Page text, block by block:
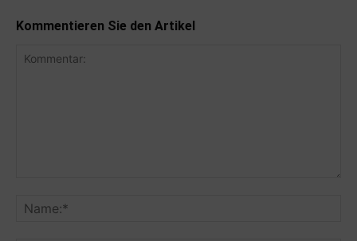
Kommentieren Sie den Artikel